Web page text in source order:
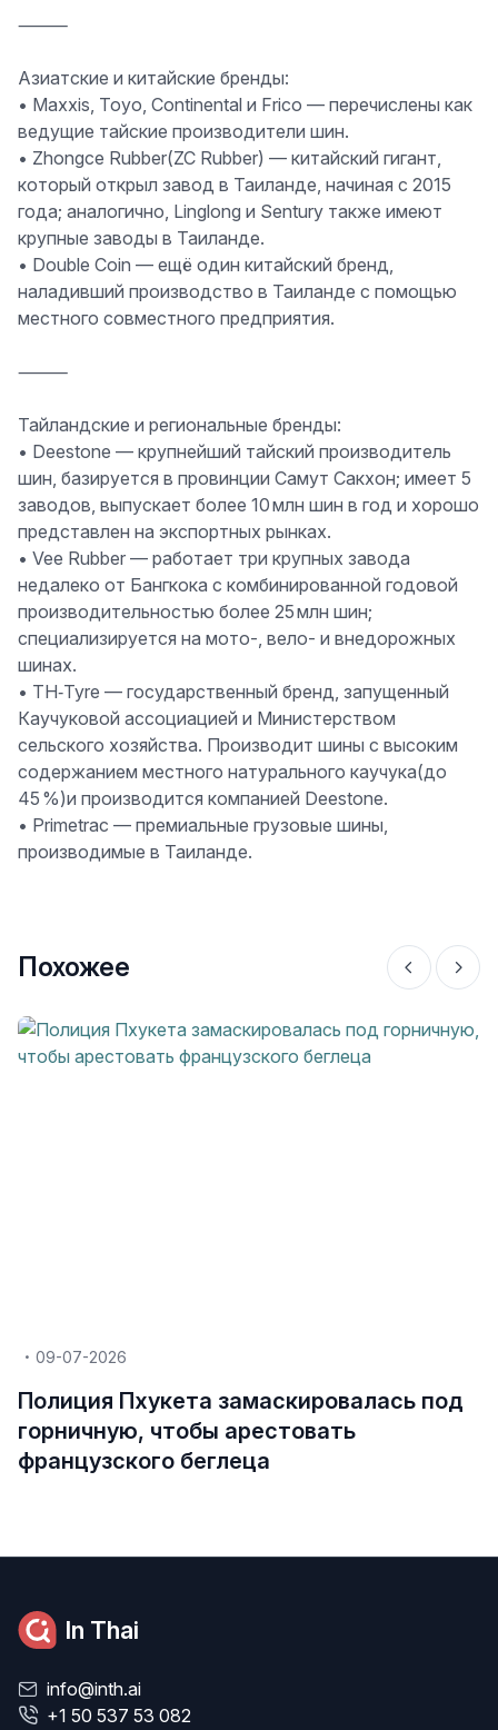
⸻
Азиатские и китайские бренды:
• Maxxis, Toyo, Continental и Frico — перечислены как
ведущие тайские производители шин.
• Zhongce Rubber(ZC Rubber) — китайский гигант,
который открыл завод в Таиланде, начиная с 2015
года; аналогично, Linglong и Sentury также имеют
крупные заводы в Таиланде.
• Double Coin — ещё один китайский бренд,
наладивший производство в Таиланде с помощью
местного совместного предприятия.
⸻
Тайландские и региональные бренды:
• Deestone — крупнейший тайский производитель
шин, базируется в провинции Самут Сакхон; имеет 5
заводов, выпускает более 10 млн шин в год и хорошо
представлен на экспортных рынках.
• Vee Rubber — работает три крупных завода
недалеко от Бангкока с комбинированной годовой
производительностью более 25 млн шин;
специализируется на мото-, вело- и внедорожных
шинах.
• TH‑Tyre — государственный бренд, запущенный
Каучуковой ассоциацией и Министерством
сельского хозяйства. Производит шины с высоким
содержанием местного натурального каучука(до
45 %)и производится компанией Deestone.
• Primetrac — премиальные грузовые шины,
производимые в Таиланде.
Похожее
09-07-2026
Полиция Пхукета замаскировалась под
горничную, чтобы арестовать
французского беглеца
In Thai
info@inth.ai
+1 50 537 53 082